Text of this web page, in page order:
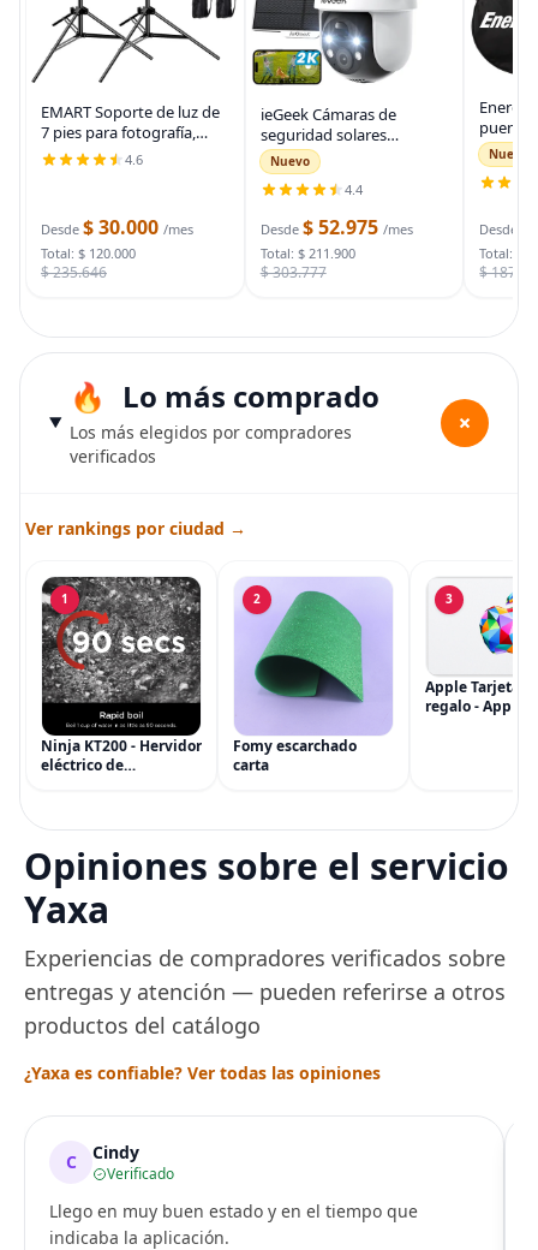
EMART Soporte de luz de
7 pies para fotografía,
soporte de trípode
portátil para fotos y
con funda de
4.6
Desde $ 30.000 /mes
Total: $ 120.000
$ 235.646
ieGeek Cámaras de
seguridad solares
inalámbricas para
exteriores, cámara WiFi 2K
para sistema de
seguridad del hogar,
cámara de vigilancia
Nuevo
4.4
Desde $ 52.975 /mes
Total: $ 211.900
$ 303.777
puente
auto,
para
bolsa
Nuevo
Desde
Total: $
$
Lo más comprado
Los más elegidos por compradores
verificados
+
Ver rankings por ciudad →
1
Ninja KT200 - Hervidor
eléctrico de
ajuste de temperatura
de Acero
2
Fomy escarchado
carta
3
Apple Tarjeta
regalo - App
Opiniones sobre el servicio
Yaxa
Experiencias de compradores verificados sobre
entregas y atención — pueden referirse a otros
productos del catálogo
¿Yaxa es confiable? Ver todas las opiniones
C Cindy
Verificado
Llego en muy buen estado y en el tiempo que
indicaba la aplicación.